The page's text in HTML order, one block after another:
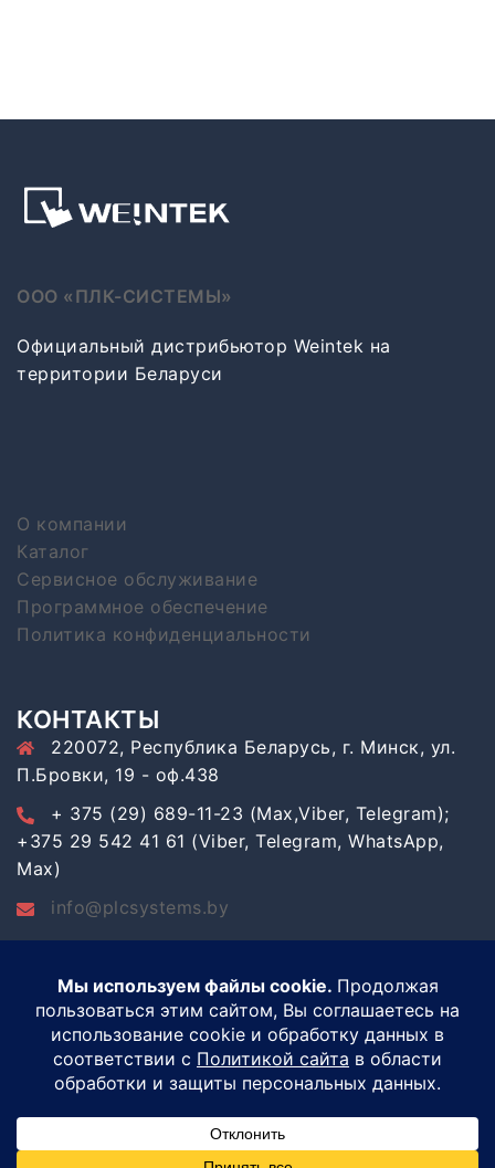
ООО «ПЛК-СИСТЕМЫ»
Официальный дистрибьютор Weintek на
территории Беларуси
О компании
Каталог
Сервисное обслуживание
Программное обеспечение
Политика конфиденциальности
КОНТАКТЫ
220072, Республика Беларусь, г. Минск, ул.
П.Бровки, 19 - оф.438
+ 375 (29) 689-11-23 (Max,Viber, Telegram);
+375 29 542 41 61 (Viber, Telegram, WhatsApp,
Max)
info@plcsystems.by
Разработка сайта: